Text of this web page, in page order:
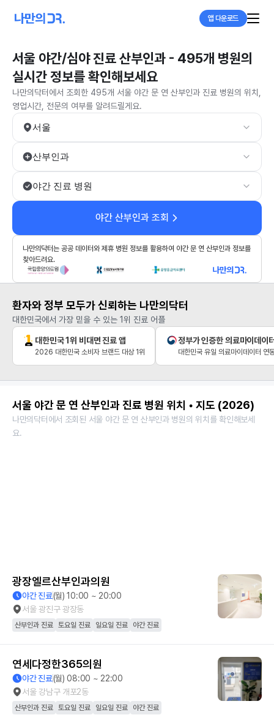
앱 다운로드
서울 야간/심야 진료 산부인과 - 495개 병원의
실시간 정보를 확인해보세요
나만의닥터에서 조회한 495개 서울 야간 문 연 산부인과 진료 병원의 위치,
영업시간, 전문의 여부를 알려드릴게요.
서울
산부인과
야간 진료 병원
야간 산부인과 조회
나만의닥터는 공공 데이터와 제휴 병원 정보를 활용하여 야간 문 연 산부인과 정보를
찾아드려요.
환자와 정부 모두가 신뢰하는 나만의닥터
대한민국에서 가장 믿을 수 있는 1위 진료 어플
대한민국 1위 비대면 진료 앱
2026 대한민국 소비자 브랜드 대상 1위
정부가 인증한 의료마이데이
대한민국 유일 의료마이데이터 연
서울 야간 문 연 산부인과 진료 병원 위치 • 지도 (2026)
나만의닥터에서 조회된 서울 야간 문 연 산부인과 병원의 위치를 확인해보세
요.
광장엘르산부인과의원
야간 진료(월) 10:00 ~ 20:00
서울 광진구 광장동
산부인과 진료 토요일 진료 일요일 진료 야간 진료
연세다정한365의원
야간 진료(월) 08:00 ~ 22:00
서울 강남구 개포2동
산부인과 진료 토요일 진료 일요일 진료 야간 진료